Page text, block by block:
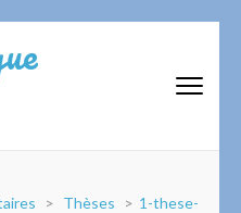
> Thèses > 1-these-